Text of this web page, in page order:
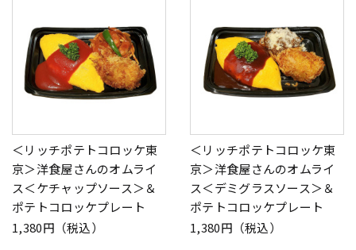
＜リッチポテトコロッケ東
京＞洋食屋さんのオムライ
ス＜ケチャップソース＞＆
ポテトコロッケプレート
1,380円（税込）
＜リッチポテトコロッケ東
京＞洋食屋さんのオムライ
ス＜デミグラスソース＞＆
ポテトコロッケプレート
1,380円（税込）